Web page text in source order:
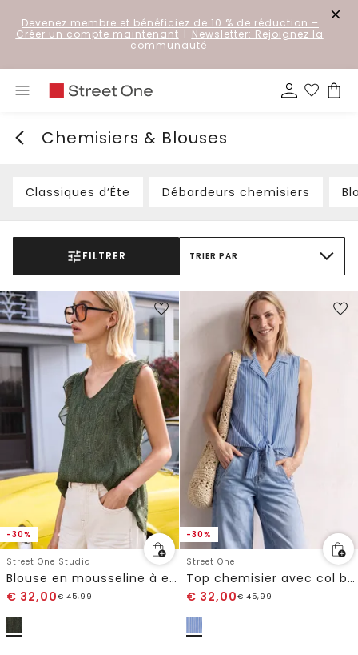
Devenez membre et bénéficiez de 10 % de réduction –
Créer un compte maintenant | Newsletter: Rejoignez la
communauté
Chemisiers & Blouses
Classiques d’Éte Débardeurs chemisiers
FILTRER TRIER PAR
-30%
Street One Studio
Blouse en mousseline à encolure en V et volants
€ 32,00€45,99
-30%
Street One
Top chemisier avec col bowling et nœuds
€ 32,00€45,99